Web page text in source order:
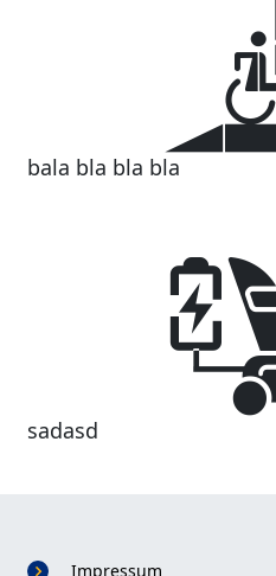
bala bla bla bla
sadasd
Impressum